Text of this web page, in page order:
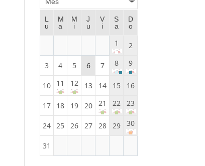
Mes
L
u
M
a
M
i
J
u
V
i
S
a
D
o
1 2
3 4 5 6 7 8 9
10 11 12 13 14 15 16
17 18 19 20 21 22 23
24 25 26 27 28 29 30
31